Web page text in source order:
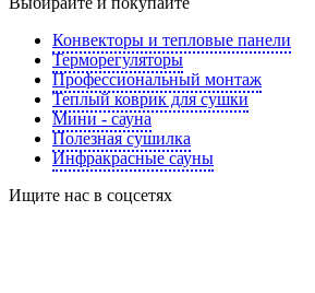
Конвекторы и тепловые панели
Терморегуляторы
Профессиональный монтаж
Теплый коврик для сушки
Мини - сауна
Полезная сушилка
Инфракрасные сауны
Ищите нас в соцсетях